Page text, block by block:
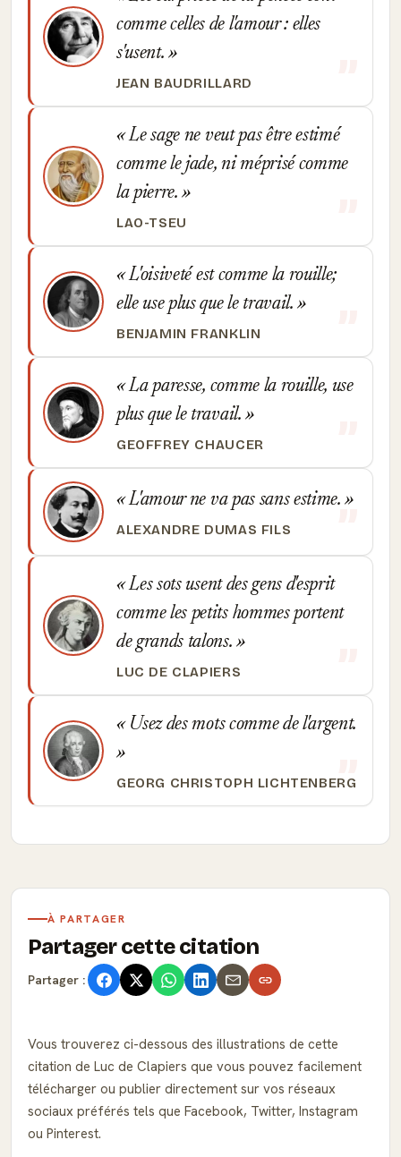
comme celles de l'amour : elles
s'usent.
JEAN BAUDRILLARD
Le sage ne veut pas être estimé
comme le jade, ni méprisé comme
la pierre.
LAO-TSEU
L'oisiveté est comme la rouille;
elle use plus que le travail.
BENJAMIN FRANKLIN
La paresse, comme la rouille, use
plus que le travail.
GEOFFREY CHAUCER
L'amour ne va pas sans estime.
ALEXANDRE DUMAS FILS
Les sots usent des gens d'esprit
comme les petits hommes portent
de grands talons.
LUC DE CLAPIERS
Usez des mots comme de l'argent.
GEORG CHRISTOPH LICHTENBERG
À PARTAGER
Partager cette citation
Partager :
Vous trouverez ci-dessous des illustrations de cette
citation de Luc de Clapiers que vous pouvez facilement
télécharger ou publier directement sur vos réseaux
sociaux préférés tels que Facebook, Twitter, Instagram
ou Pinterest.